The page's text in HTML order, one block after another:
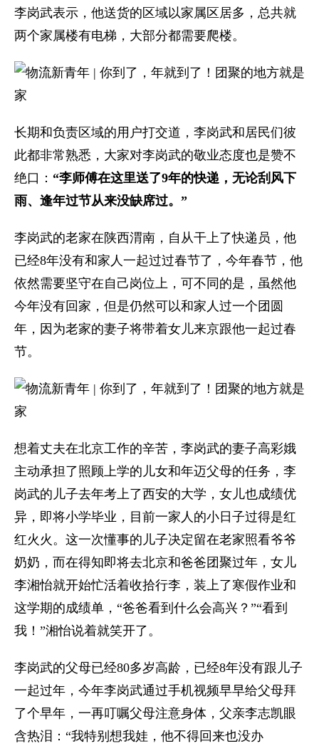
李岗武表示，他送货的区域以家属区居多，总共就
两个家属楼有电梯，大部分都需要爬楼。
长期和负责区域的用户打交道，李岗武和居民们彼
此都非常熟悉，大家对李岗武的敬业态度也是赞不
绝口： “李师傅在这里送了9年的快递，无论刮风下
雨、逢年过节从来没缺席过。”
李岗武的老家在陕西渭南，自从干上了快递员，他
已经8年没有和家人一起过过春节了，今年春节，他
依然需要坚守在自己岗位上，可不同的是，虽然他
今年没有回家，但是仍然可以和家人过一个团圆
年，因为老家的妻子将带着女儿来京跟他一起过春
节。
想着丈夫在北京工作的辛苦，李岗武的妻子高彩娥
主动承担了照顾上学的儿女和年迈父母的任务，李
岗武的儿子去年考上了西安的大学，女儿也成绩优
异，即将小学毕业，目前一家人的小日子过得是红
红火火。这一次懂事的儿子决定留在老家照看爷爷
奶奶，而在得知即将去北京和爸爸团聚过年，女儿
李湘怡就开始忙活着收拾行李，装上了寒假作业和
这学期的成绩单，“爸爸看到什么会高兴？”“看到
我！”湘怡说着就笑开了。
李岗武的父母已经80多岁高龄，已经8年没有跟儿子
一起过年，今年李岗武通过手机视频早早给父母拜
了个早年，一再叮嘱父母注意身体，父亲李志凯眼
含热泪：“我特别想我娃，他不得回来也没办